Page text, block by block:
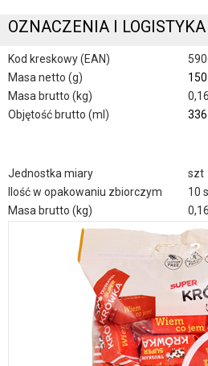
OZNACZENIA I LOGISTYKA
Kod kreskowy (EAN)
Masa netto (g)
150
Masa brutto (kg)
Objętość brutto (ml)
336
Jednostka miary
szt
Ilość w opakowaniu zbiorczym
10
Masa brutto (kg)